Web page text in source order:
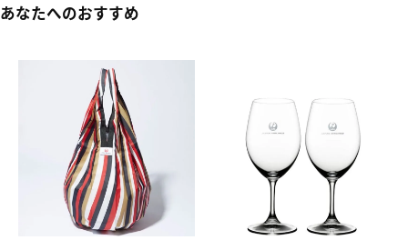
あなたへのおすすめ